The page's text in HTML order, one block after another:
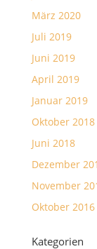
März 2020
Juli 2019
Juni 2019
April 2019
Januar 2019
Oktober 2018
Juni 2018
Dezember
November
Oktober 2016
Kategorien